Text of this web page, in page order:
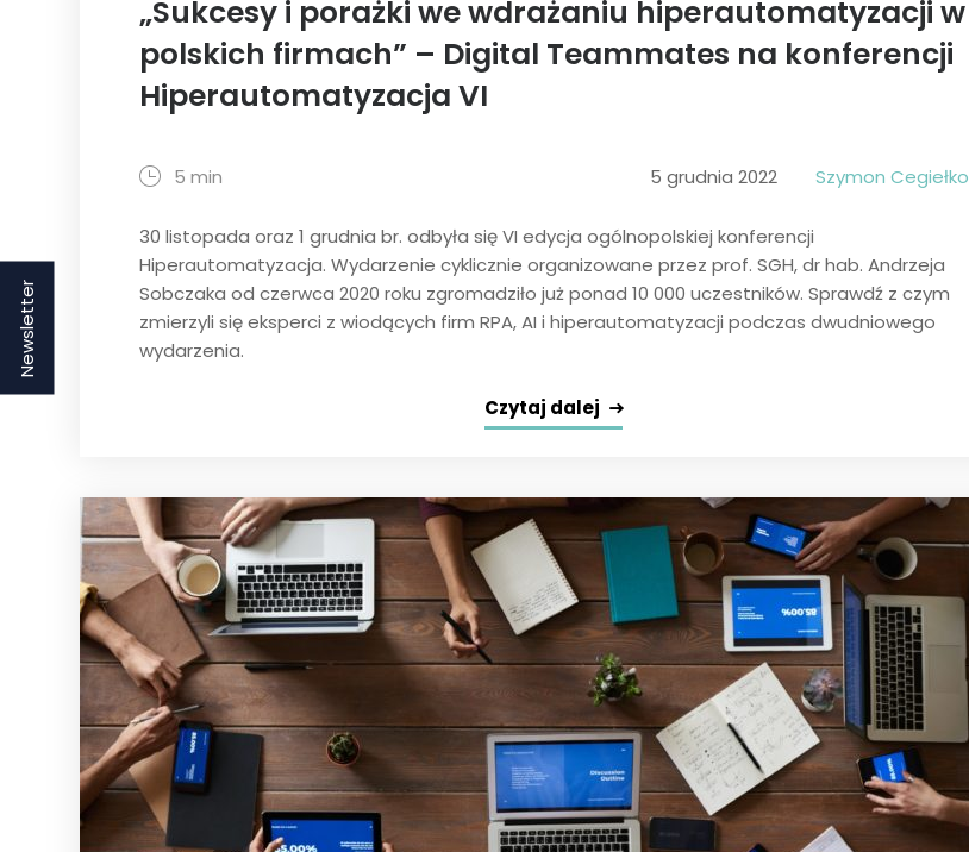
„Sukcesy i porażki we wdrażaniu hiperautomatyzacji w
polskich firmach” – Digital Teammates na konferencji
Hiperautomatyzacja VI
5 min 5 grudnia 2022 Szymon Cegiełko
30 listopada oraz 1 grudnia br. odbyła się VI edycja ogólnopolskiej konferencji
Hiperautomatyzacja. Wydarzenie cyklicznie organizowane przez prof. SGH, dr hab. Andrzeja
Sobczaka od czerwca 2020 roku zgromadziło już ponad 10 000 uczestników. Sprawdź z czym
zmierzyli się eksperci z wiodących firm RPA, AI i hiperautomatyzacji podczas dwudniowego
wydarzenia.
Czytaj dalej
Newsletter